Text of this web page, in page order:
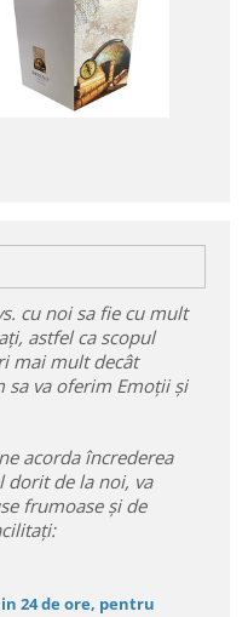
cu noi sa fie cu mult
astfel ca scopul
mai mult decât
va oferim Emoții și
acorda încrederea
dorit de la noi, va
frumoase și de
24 de ore, pentru